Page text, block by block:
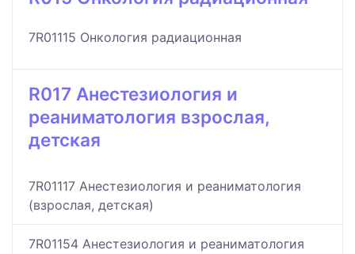
7R01115 Онкология радиационная
R017 Анестезиология и
реаниматология взрослая,
детская
7R01117 Анестезиология и реаниматология
(взрослая, детская)
7R01154 Анестезиология и реаниматология